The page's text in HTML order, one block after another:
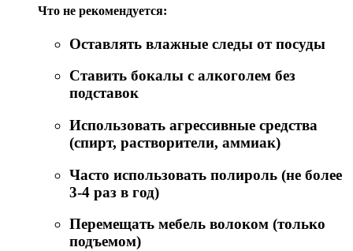
Что не рекомендуется:
Оставлять влажные следы от посуды
Ставить бокалы с алкоголем без
подставок
Использовать агрессивные средства
(спирт, растворители, аммиак)
Часто использовать полироль (не более
3-4 раз в год)
Перемещать мебель волоком (только
подъемом)